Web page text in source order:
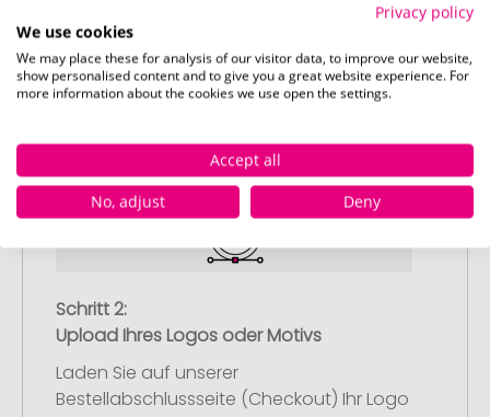
Artikelkonfiguration
Wählen Sie Ihre gewünschten
Werbeartikel aus und passen Sie diese
nach Ihren Vorstellungen an.
Artikel in Ihren Warenkorb.
Schritt 2:
Upload Ihres Logos oder Motivs
Laden Sie auf unserer
Bestellabschlussseite (Checkout) Ihr Logo
Privacy policy
We use cookies
We may place these for analysis of our visitor data, to improve our website,
show personalised content and to give you a great website experience. For
more information about the cookies we use open the settings.
Accept all
No, adjust
Deny